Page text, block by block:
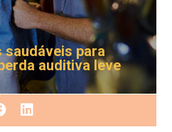
saudáveis para
auditiva leve